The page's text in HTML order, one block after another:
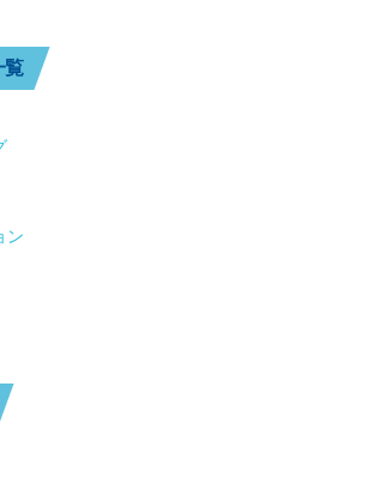
覧
ン